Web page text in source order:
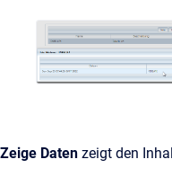
Zeige Daten zeigt den